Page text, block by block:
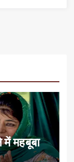
में महबूबा